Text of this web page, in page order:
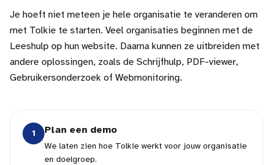
Je hoeft niet meteen je hele organisatie te veranderen om
met Tolkie te starten. Veel organisaties beginnen met de
Leeshulp op hun website. Daarna kunnen ze uitbreiden met
andere oplossingen, zoals de Schrijfhulp, PDF-viewer,
Gebruikersonderzoek of Webmonitoring.
1 Plan een demo
We laten zien hoe Tolkie werkt voor jouw organisatie
en doelgroep.